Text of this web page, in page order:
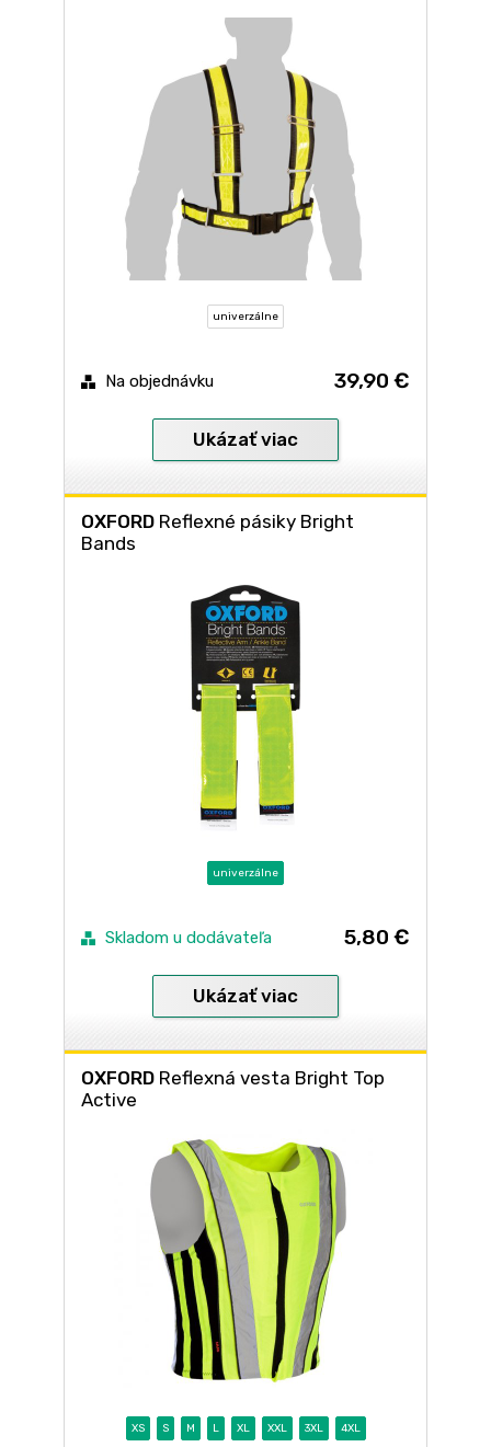
univerzálne
Na objednávku 39,90 €
Ukázať viac
OXFORD Reflexné pásiky Bright
Bands
univerzálne
Skladom u dodávateľa 5,80 €
Ukázať viac
OXFORD Reflexná vesta Bright Top
Active
XS S M L XL XXL 3XL 4XL